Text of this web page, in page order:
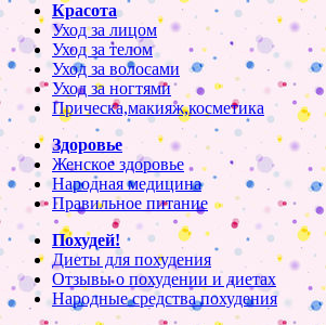
Красота
Уход за лицом
Уход за телом
Уход за волосами
Уход за ногтями
Прическа,макияж,косметика
Здоровье
Женское здоровье
Народная медицина
Правильное питание
Похудей!
Диеты для похудения
Отзывы о похудении и диетах
Народные средства похудения